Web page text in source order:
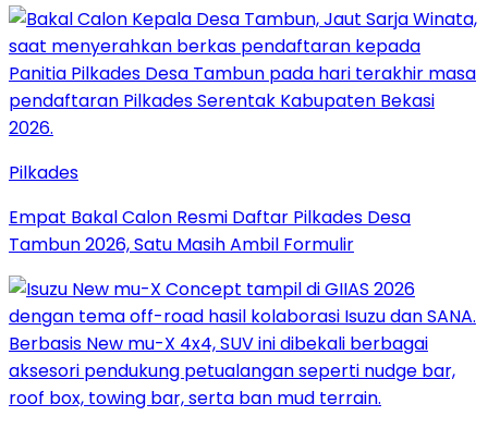
Pilkades
Empat Bakal Calon Resmi Daftar Pilkades Desa
Tambun 2026, Satu Masih Ambil Formulir